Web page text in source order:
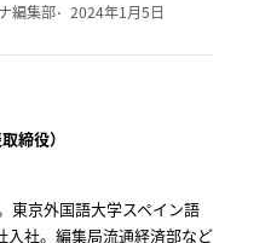
編集部 2024年1月5日
締役）
東京外国語大学スペイン語
社。編集局流通経済部など